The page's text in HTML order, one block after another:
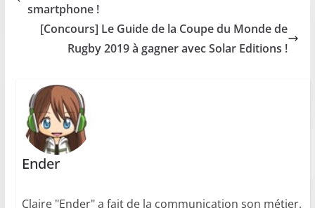
smartphone !
[Concours] Le Guide de la Coupe du Monde de
Rugby 2019 à gagner avec Solar Editions !
Ender
Claire "Ender" a fait de la communication son métier.